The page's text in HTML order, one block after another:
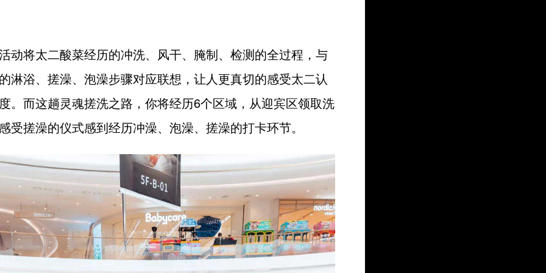
动将太二酸菜经历的冲洗、风干、腌制、检测的全过程，与
淋浴、搓澡、泡澡步骤对应联想，让人更真切的感受太二认
。而这趟灵魂搓洗之路，你将经历6个区域，从迎宾区领取洗
受搓澡的仪式感到经历冲澡、泡澡、搓澡的打卡环节。